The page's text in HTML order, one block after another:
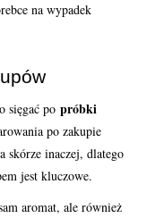
na wypadek
sięgać popróbki
po zakupie
skórze inaczej, dlatego
jest kluczowe.
aromat, ale również